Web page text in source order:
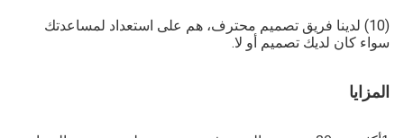
(10) لدينا فريق تصميم محترف، هم على استعداد لمساعدتك
سواء كان لديك تصميم أو لا.
المزايا